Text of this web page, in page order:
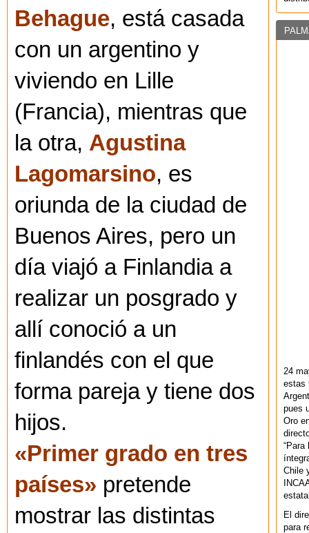
Behague, está casada
con un argentino y
viviendo en Lille
(Francia), mientras que
la otra, Agustina
Lagomarsino, es
oriunda de la ciudad de
Buenos Aires, pero un
día viajó a Finlandia a
realizar un posgrado y
allí conoció a un
finlandés con el que
forma pareja y tiene dos
hijos.
«Primer grado en tres
países» pretende
mostrar las distintas
24
estas
pues
Oro
“Para
Chile
El
para